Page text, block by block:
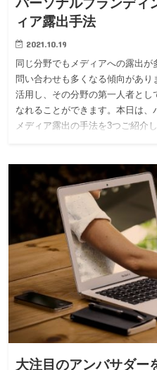
パーソナルブランディ
ィア露出手法
2021.10.19
同じ分野でもメディアへの露出
問い合わせも多くなる傾向があ
活用し、その分野の第一人者と
なれることができます。本日は
メディア露出の手法を3つご紹介し
大注目のアンバサダー